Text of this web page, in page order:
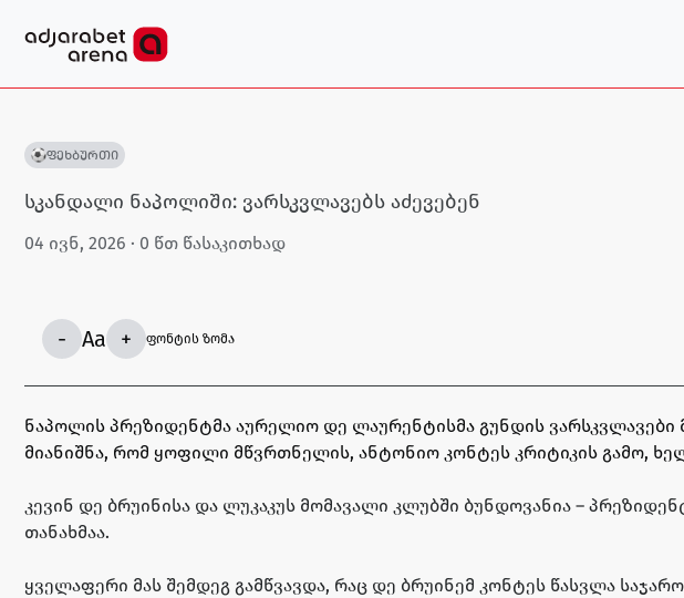
ფეხბურთი
სკანდალი ნაპოლიში: ვარსკვლავებს აძევებენ
04 ივნ, 2026 · 0 წთ წასაკითხად
- Aa + ფონტის ზომა
ნაპოლის პრეზიდენტმა აურელიო დე ლაურენტისმა გუნდის
მიანიშნა, რომ ყოფილი მწვრთნელის, ანტონიო კონტეს კრიტიკის გამო,
კევინ დე ბრუინისა და ლუკაკუს მომავალი კლუბში ბუნდოვანია –
თანახმაა.
ყველაფერი მას შემდეგ გამწვავდა, რაც დე ბრუინემ კონტეს წასვლა